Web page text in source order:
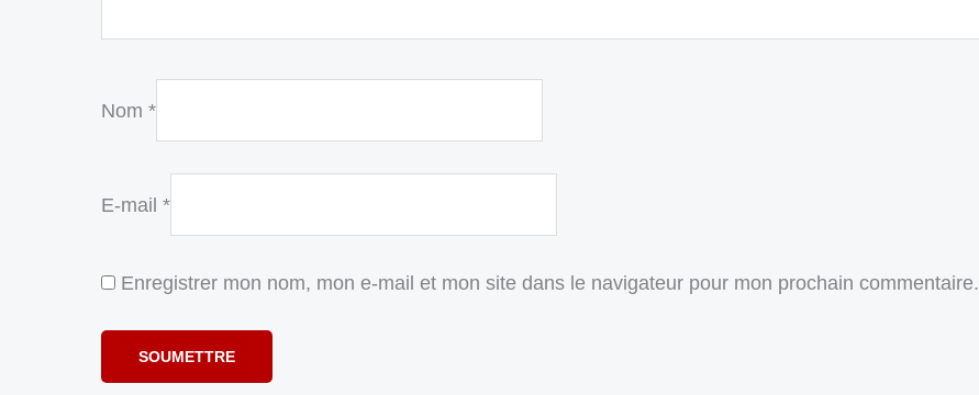
Nom *
E-mail *
Enregistrer mon nom, mon e-mail et mon site dans le navigateur pour mon prochain commentaire.